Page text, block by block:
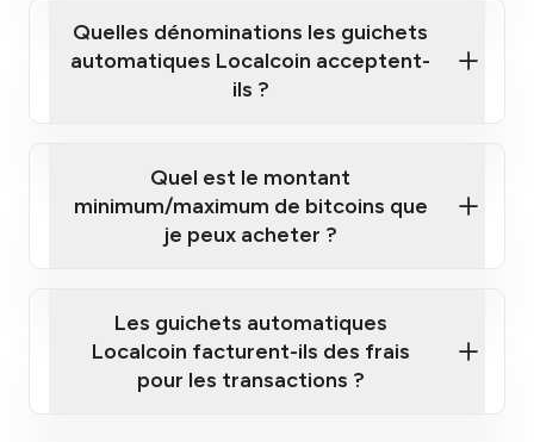
Quelles dénominations les guichets
automatiques Localcoin acceptent-
ils ?
Quel est le montant
minimum/maximum de bitcoins que
je peux acheter ?
Les guichets automatiques
Localcoin facturent-ils des frais
pour les transactions ?